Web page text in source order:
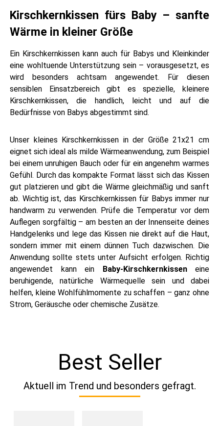
Kirschkernkissen fürs Baby – sanfte
Wärme in kleiner Größe
Ein Kirschkernkissen kann auch für Babys und Kleinkinder
eine wohltuende Unterstützung sein – vorausgesetzt, es
wird besonders achtsam angewendet. Für diesen
sensiblen Einsatzbereich gibt es spezielle, kleinere
Kirschkernkissen, die handlich, leicht und auf die
Bedürfnisse von Babys abgestimmt sind.
Unser kleines Kirschkernkissen in der Größe 21x21 cm
eignet sich ideal als milde Wärmeanwendung, zum Beispiel
bei einem unruhigen Bauch oder für ein angenehm warmes
Gefühl. Durch das kompakte Format lässt sich das Kissen
gut platzieren und gibt die Wärme gleichmäßig und sanft
ab. Wichtig ist, das Kirschkernkissen für Babys immer nur
handwarm zu verwenden. Prüfe die Temperatur vor dem
Auflegen sorgfältig – am besten an der Innenseite deines
Handgelenks und lege das Kissen nie direkt auf die Haut,
sondern immer mit einem dünnen Tuch dazwischen. Die
Anwendung sollte stets unter Aufsicht erfolgen. Richtig
angewendet kann ein
Baby-Kirschkernkisseneine
beruhigende, natürliche Wärmequelle sein und dabei
helfen, kleine Wohlfühlmomente zu schaffen – ganz ohne
Strom, Geräusche oder chemische Zusätze.
Best Seller
Aktuell im Trend und besonders gefragt.